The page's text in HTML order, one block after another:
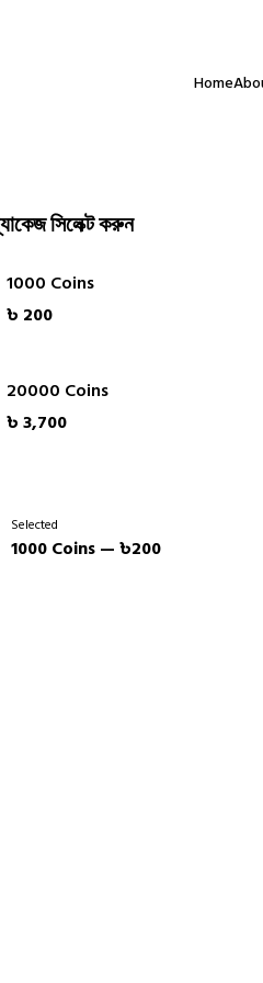
আমাদের সবচেয়ে বড় অর্জন।
Home
সিলেক্ট করুন
1000 Coins
৳ 200
20000 Coins
৳ 3,700
Selected
1000 Coins — ৳200